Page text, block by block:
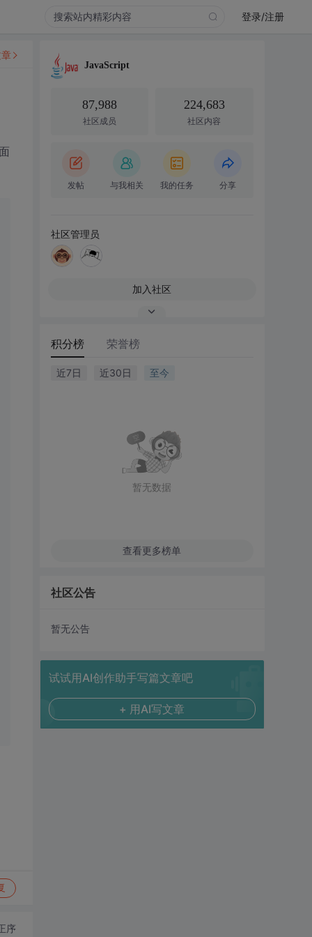
登录/注册
序
JavaScript
87,988
社区成员
224,683
社区内容
发帖 与我相关 我的任务 分享
社区管理员
加入社区
积分榜 荣誉榜
近7日 近30日 至今
暂无数据
查看更多榜单
社区公告
暂无公告
试试用AI创作助手写篇文章吧
+ 用AI写文章